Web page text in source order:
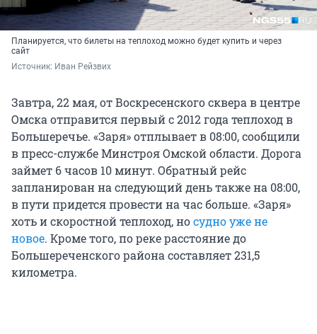
Планируется, что билеты на теплоход можно будет купить и через
сайт
Источник: Иван Рейзвих
Завтра, 22 мая, от Воскресенского сквера в центре
Омска отправится первый с 2012 года теплоход в
Большеречье. «Заря» отплывает в 08:00, сообщили
в пресс-службе Минстроя Омской области. Дорога
займет 6 часов 10 минут. Обратный рейс
запланирован на следующий день также на 08:00,
в пути придется провести на час больше. «Заря»
хоть и скоростной теплоход, носудно уже не
новое. Кроме того, по реке расстояние до
Большереченского района составляет 231,5
километра.